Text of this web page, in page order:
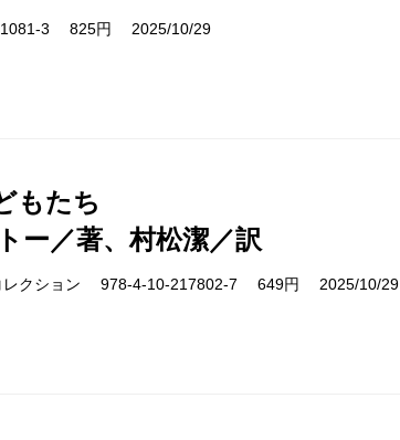
3 825円 2025/10/29
もたち
ー／著、村松潔／訳
レクション 978-4-10-217802-7 649円 2025/10/29